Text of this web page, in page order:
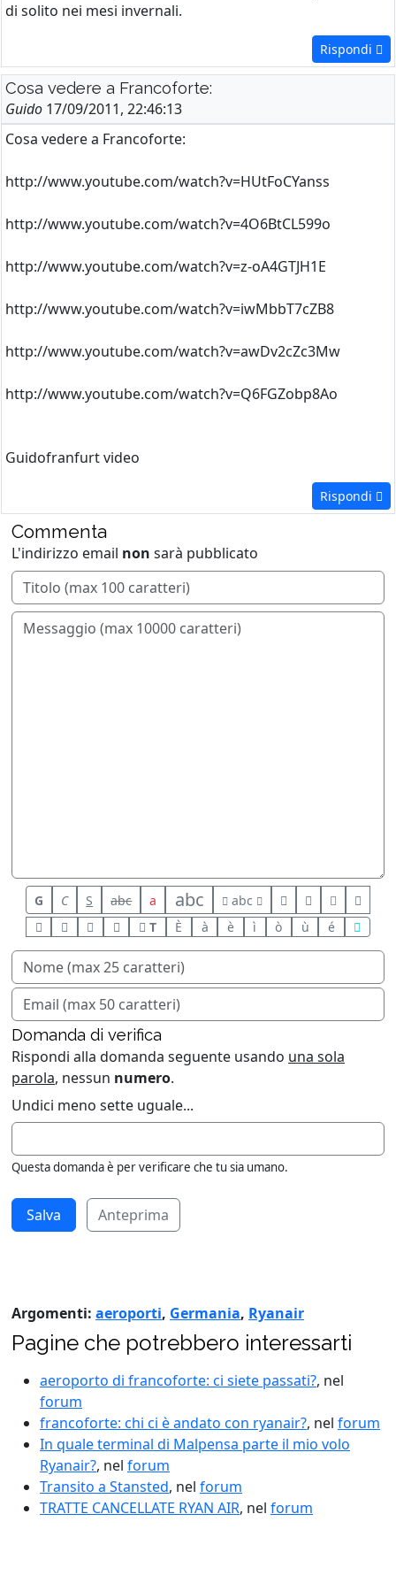
di solito nei mesi invernali.
Rispondi
Cosa vedere a Francoforte:
Guido 17/09/2011, 22:46:13
Cosa vedere a Francoforte:
http://www.youtube.com/watch?v=HUtFoCYanss
http://www.youtube.com/watch?v=4O6BtCL599o
http://www.youtube.com/watch?v=z-oA4GTJH1E
http://www.youtube.com/watch?v=iwMbbT7cZB8
http://www.youtube.com/watch?v=awDv2cZc3Mw
http://www.youtube.com/watch?v=Q6FGZobp8Ao
Guidofranfurt video
Rispondi
Commenta
L'indirizzo email non sarà pubblicato
G C S abc a abc
abc
T
È à è ì ò ù é
Domanda di verifica
Rispondi alla domanda seguente usando una sola
parola, nessun numero.
Undici meno sette uguale...
Questa domanda è per verificare che tu sia umano.
Anteprima
Argomenti: aeroporti, Germania, Ryanair
Pagine che potrebbero interessarti
aeroporto di francoforte: ci siete passati?, nel
forum
francoforte: chi ci è andato con ryanair?, nel forum
In quale terminal di Malpensa parte il mio volo
Ryanair?, nel forum
Transito a Stansted, nel forum
TRATTE CANCELLATE RYAN AIR, nel forum